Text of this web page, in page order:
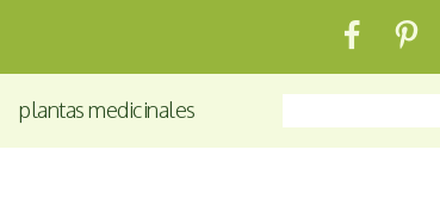
plantas medicinales